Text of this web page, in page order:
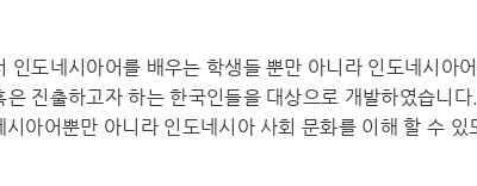
인도네시아어를 배우는 학생들 뿐만 아니라 인도네시아
진출하고자 하는 한국인들을 대상으로 개발하였습니
아어뿐만 아니라 인도네시아 사회 문화를 이해 할 수 있